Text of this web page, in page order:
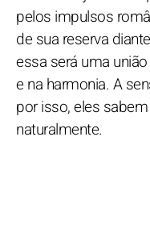
pelos impulsos
de sua reserva
essa será uma
e na harmonia. A
por isso, eles
naturalmente.